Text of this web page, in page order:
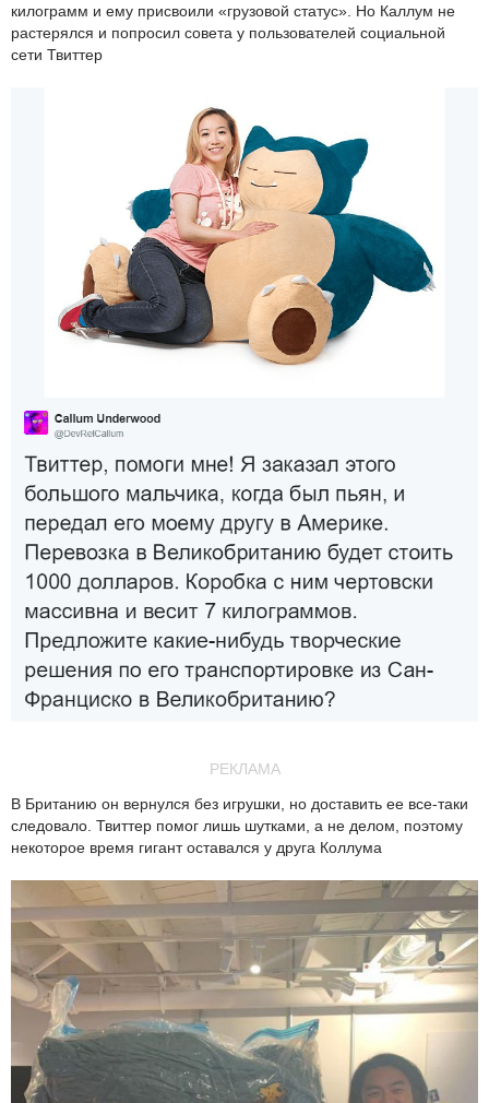
килограмм и ему присвоили «грузовой статус». Но Каллум не
растерялся и попросил совета у пользователей социальной
сети Твиттер
РЕКЛАМА
В Британию он вернулся без игрушки, но доставить ее все-таки
следовало. Твиттер помог лишь шутками, а не делом, поэтому
некоторое время гигант оставался у друга Коллума